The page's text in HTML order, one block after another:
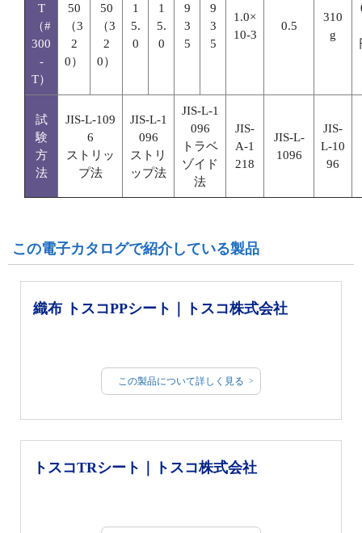
T
（#
300
-
T）
50
（3
2
0）
50
（3
2
0）
1
5.
0
1
5.
0
9
3
5
9
3
5
1.0×
10-3
0.5
310
g
試
験
方
法
JIS-L-109
6
ストリッ
プ法
JIS-L-1
096
ストリ
ップ法
JIS-L-1
096
トラベ
ゾイド
法
JIS-
A-1
218
JIS-L-
1096
JIS-
L-10
96
この電子カタログで紹介している製品
織布 トスコPPシート｜トスコ株式会社
この製品について詳しく見る
トスコTRシート｜トスコ株式会社